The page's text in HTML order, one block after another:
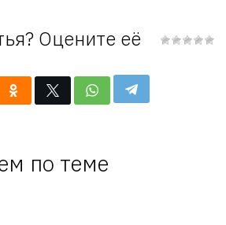
Оцените её
по теме